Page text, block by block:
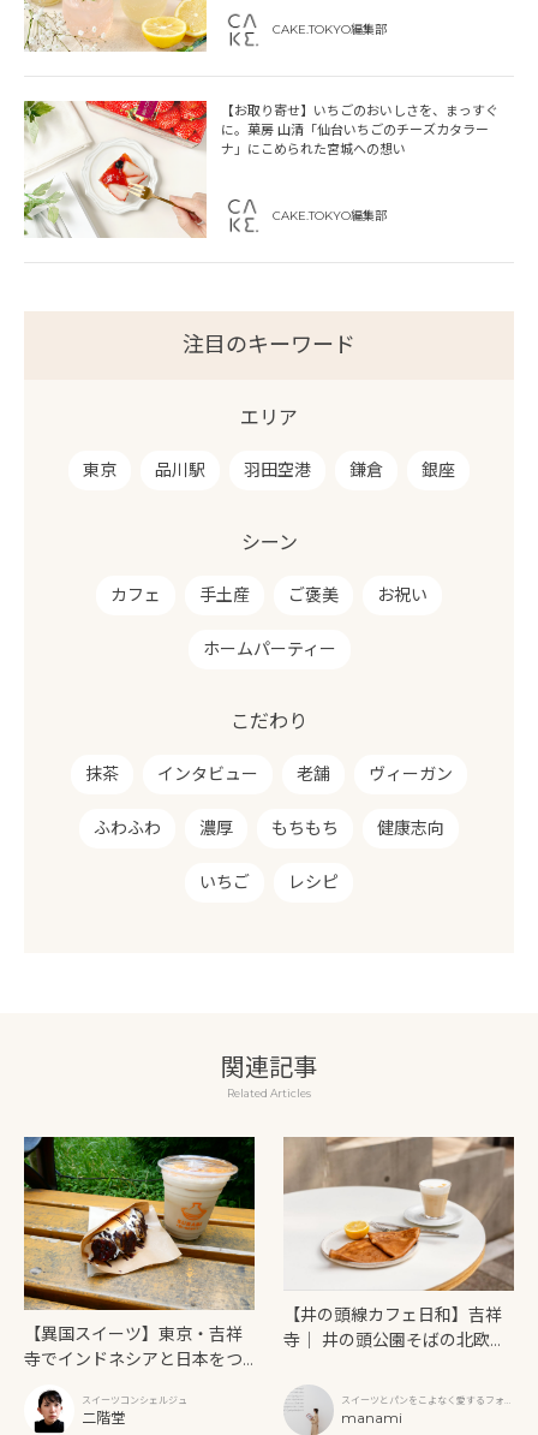
CAKE.TOKYO編集部
【お取り寄せ】いちごのおいしさを、まっすぐ
に。菓房 山清「仙台いちごのチーズカタラー
ナ」にこめられた宮城への想い
CAKE.TOKYO編集部
注目のキーワード
エリア
東京 品川駅 羽田空港 鎌倉 銀座
シーン
カフェ 手土産 ご褒美 お祝い
ホームパーティー
こだわり
抹茶 インタビュー 老舗 ヴィーガン
ふわふわ 濃厚 もちもち 健康志向
いちご レシピ
関連記事
Related Articles
【異国スイーツ】東京・吉祥
寺でインドネシアと日本をつ
なぐ焼きたてモチモチスイー
ツ「SURABI（スラビ）」
スイーツコンシェルジュ
二階堂
【井の頭線カフェ日和】吉祥
寺｜ 井の頭公園そばの北欧ク
トウキョウ）」スイーツとパンをこよなく愛するフォト
グラファー
manami